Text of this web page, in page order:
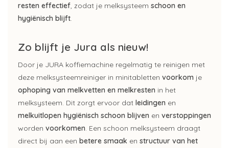
resten effectief, zodat je melksysteem schoon en
hygiënisch blijft.
Zo blijft je Jura als nieuw!
Door je JURA koffiemachine regelmatig te reinigen met
deze melksysteemreiniger in minitabletten voorkom je
ophoping van melkvetten en melkresten in het
melksysteem. Dit zorgt ervoor dat leidingen en
melkuitlopen hygiënisch schoon blijven en verstoppingen
worden voorkomen. Een schoon melksysteem draagt
direct bij aan een betere smaak en structuur van het